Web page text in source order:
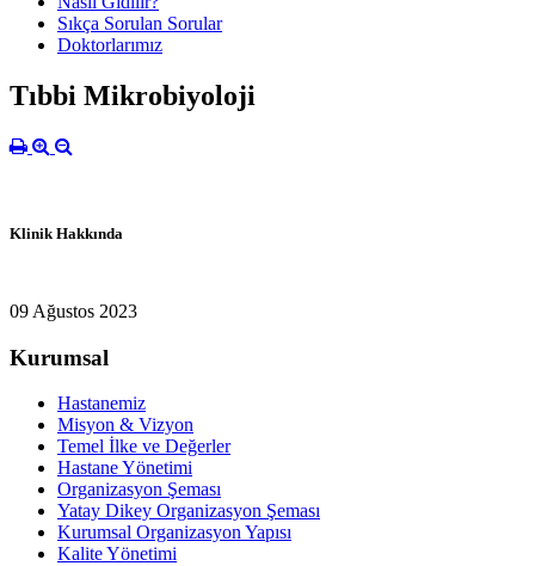
Sıkça Sorulan Sorular
Doktorlarımız
Tıbbi Mikrobiyoloji
Klinik Hakkında
09 Ağustos 2023
Kurumsal
Hastanemiz
Misyon & Vizyon
Temel İlke ve Değerler
Hastane Yönetimi
Organizasyon Şeması
Yatay Dikey Organizasyon Şeması
Kurumsal Organizasyon Yapısı
Kalite Yönetimi